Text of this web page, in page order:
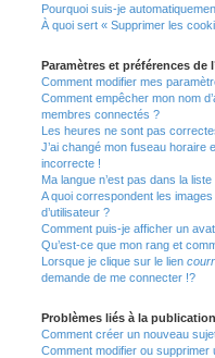
Pourquoi suis-je
À quoi sert « Supprimer les
Paramètres et préférences de
Comment modifier mes
Comment empêcher mon nom
membres connectés ?
Les heures ne sont pas
J’ai changé mon fuseau horaire
incorrecte !
Ma langue n’est pas dans la liste
A quoi correspondent les
d’utilisateur ?
Comment puis-je afficher un
Qu’est-ce que mon rang et
Lorsque je clique sur le lien
demande de me connecter !?
Problèmes liés à la
Comment créer un nouveau
Comment modifier ou supprimer